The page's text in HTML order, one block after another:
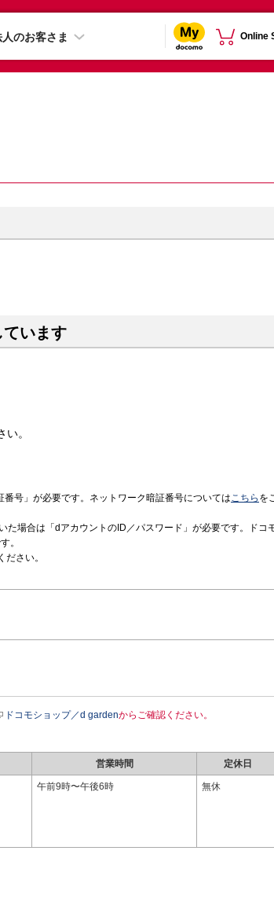
人のお客さま Online
います
。
号」が必要です。ネットワーク暗証番号についてはこちら を
場合は「dアカウントのID／パスワード」が必要です。ドコ
。
ださい。
ドコモショップ／d gardenからご確認ください。
営業時間 定休日
午前9時〜午後6時 無休